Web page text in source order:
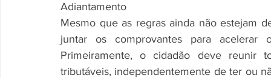
Adiantamento
Mesmo que as regras ainda não estejam
juntar os comprovantes para
Primeiramente, o cidadão deve reunir
tributáveis, independentemente de ter ou